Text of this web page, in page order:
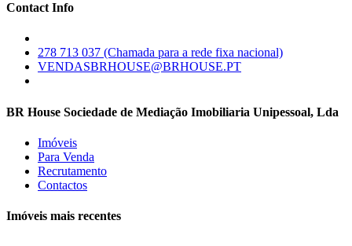
Contact Info
278 713 037 (Chamada para a rede fixa nacional)
VENDASBRHOUSE@BRHOUSE.PT
BR House Sociedade de Mediação Imobiliaria Unipessoal, Lda
Imóveis
Para Venda
Recrutamento
Contactos
Imóveis mais recentes